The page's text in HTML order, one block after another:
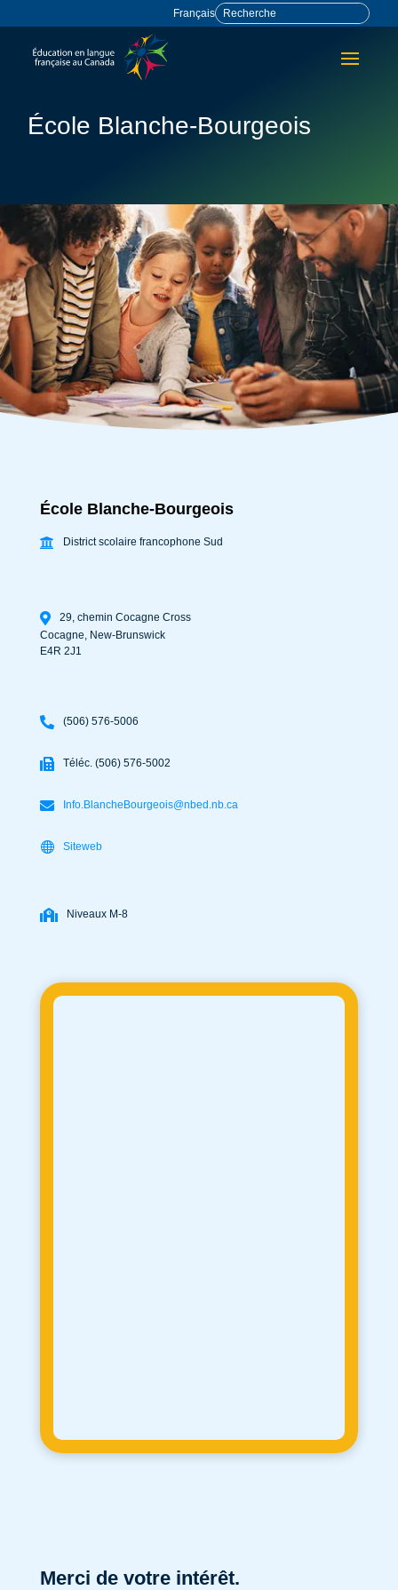
Français
École Blanche-Bourgeois
École Blanche-Bourgeois
District scolaire francophone Sud
29, chemin Cocagne Cross
Cocagne, New-Brunswick
E4R 2J1
(506) 576-5006
Téléc. (506) 576-5002
Info.BlancheBourgeois@nbed.nb.ca
Siteweb
Niveaux M-8
Merci de votre intérêt.